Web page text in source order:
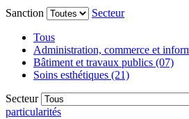
Sanction
Secteur
Tous
Administration, commerce et
Bâtiment et travaux publics (07)
Soins esthétiques (21)
Secteur
particularités